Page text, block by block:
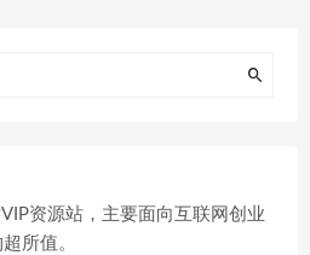
资源站，主要面向互联网创业
所值。